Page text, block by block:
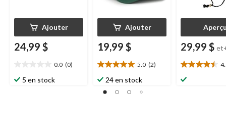
Ajouter
24,99 $
0.0 (0)
étoile(s)
5 en stock
Ajouter
19,99 $
5.0 (2)
5.0
étoile(s)
sur
24 en stock
29,99 $
4.5
étoile(s)